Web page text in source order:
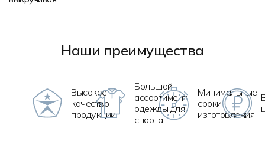
Наши преимущества
Высокое
качество
продукции
Большой
ассортимент
одежды для
спорта
Минимальные
сроки
изготовления